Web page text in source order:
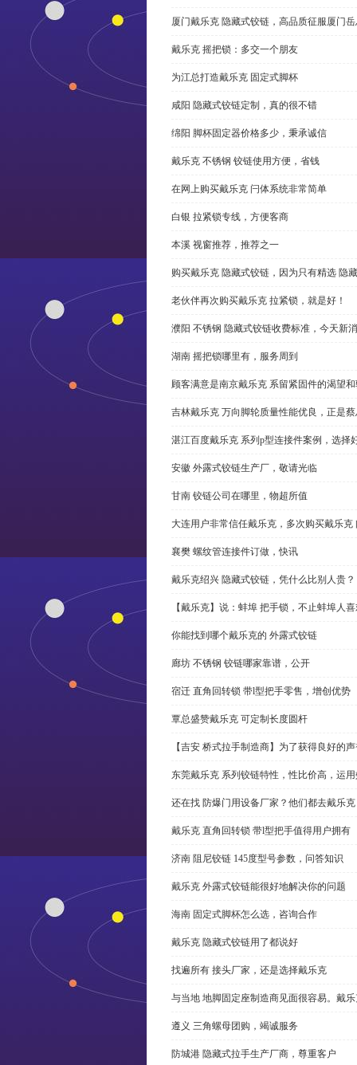
厦门戴乐克 隐藏式铰链，高品质征服厦门
戴乐克 摇把锁：多交一个朋友
为江总打造戴乐克 固定式脚杯
咸阳 隐藏式铰链定制，真的很不错
绵阳 脚杯固定器价格多少，秉承诚信
戴乐克 不锈钢 铰链使用方便，省钱
在网上购买戴乐克 闩体系统非常简单
白银 拉紧锁专线，方便客商
本溪 视窗推荐，推荐之一
购买戴乐克 隐藏式铰链，因为只有精选 隐
老伙伴再次购买戴乐克 拉紧锁，就是好！
濮阳 不锈钢 隐藏式铰链收费标准，今天新
湖南 摇把锁哪里有，服务周到
顾客满意是南京戴乐克 系留紧固件的渴望
吉林戴乐克 万向脚轮质量性能优良，正是
湛江百度戴乐克 系列p型连接件案例，选择
安徽 外露式铰链生产厂，敬请光临
甘南 铰链公司在哪里，物超所值
大连用户非常信任戴乐克，多次购买戴乐克
襄樊 螺纹管连接件订做，快讯
戴乐克绍兴 隐藏式铰链，凭什么比别人贵？
【戴乐克】说：蚌埠 把手锁，不止蚌埠人
你能找到哪个戴乐克的 外露式铰链
廊坊 不锈钢 铰链哪家靠谱，公开
宿迁 直角回转锁 带l型把手零售，增创优势
覃总盛赞戴乐克 可定制长度圆杆
【吉安 桥式拉手制造商】为了获得良好的
东莞戴乐克 系列铰链特性，性比价高，运
还在找 防爆门用设备厂家？他们都去戴乐克
戴乐克 直角回转锁 带l型把手值得用户拥有
济南 阻尼铰链 145度型号参数，问答知识
戴乐克 外露式铰链能很好地解决你的问题
海南 固定式脚杯怎么选，咨询合作
戴乐克 隐藏式铰链用了都说好
找遍所有 接头厂家，还是选择戴乐克
与当地 地脚固定座制造商见面很容易。戴
遵义 三角螺母团购，竭诚服务
防城港 隐藏式拉手生产厂商，尊重客户